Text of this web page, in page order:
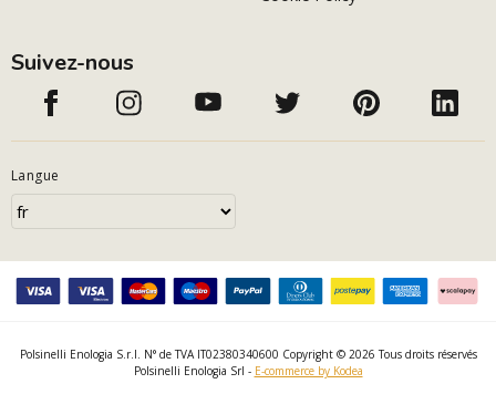
Suivez-nous
Langue
Polsinelli Enologia S.r.l. N° de TVA IT02380340600 Copyright © 2026 Tous droits réservés
Polsinelli Enologia Srl - E-commerce by Kodea